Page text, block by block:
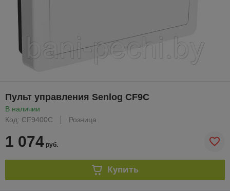
Пульт управления Senlog CF9C
В наличии
Код: CF9400C
Розница
1 074 руб.
Купить